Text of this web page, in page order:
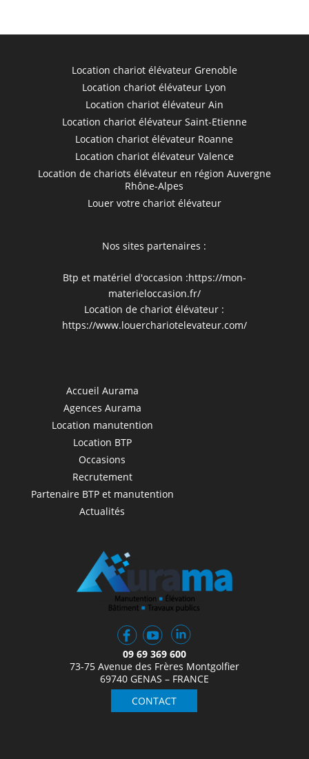
Location chariot élévateur Grenoble
Location chariot élévateur Lyon
Location chariot élévateur Ain
Location chariot élévateur Saint-Etienne
Location chariot élévateur Roanne
Location chariot élévateur Valence
Location de chariots élévateur en région Auvergne
Rhône-Alpes
Louer votre chariot élévateur
Nos sites partenaires :
Btp et matériel d'occasion :https://mon-
materieloccasion.fr/
Location de chariot élévateur :
https://www.louerchariotelevateur.com/
Accueil Aurama
Agences Aurama
Location manutention
Location BTP
Occasions
Recrutement
Partenaire BTP et manutention
Actualités
09 69 369 600
73-75 Avenue des Frères Montgolfier
69740 GENAS – FRANCE
CONTACT